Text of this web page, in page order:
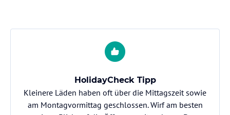
HolidayCheck Tipp
Kleinere Läden haben oft über die Mittagszeit sowie
am Montagvormittag geschlossen. Wirf am besten